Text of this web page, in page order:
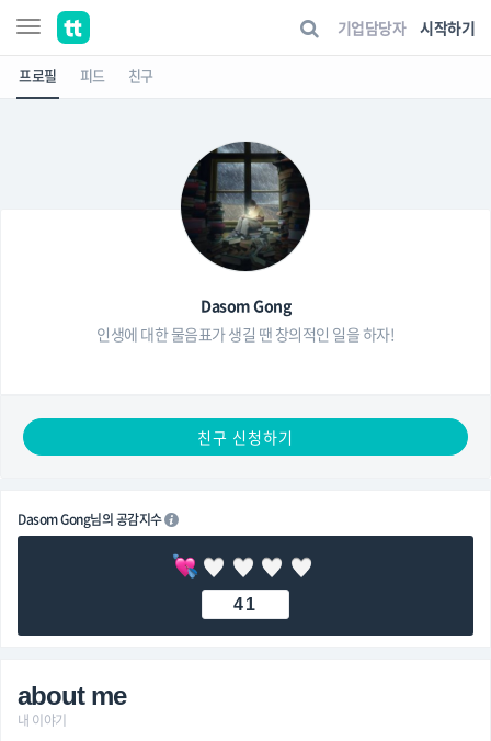
기업담당자 시작하기
프로필 피드 친구
Dasom Gong
인생에 대한 물음표가 생길 땐 창의적인 일을 하자!
친구 신청하기
Dasom Gong님의 공감지수
41
about me
내 이야기